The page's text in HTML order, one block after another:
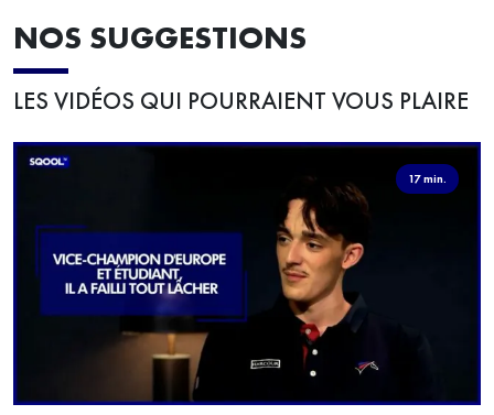
NOS SUGGESTIONS
LES VIDÉOS QUI POURRAIENT VOUS PLAIRE
17 min.